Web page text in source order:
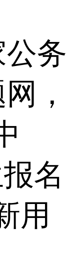
公务
，
名
用